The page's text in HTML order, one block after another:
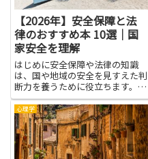
【2026年】安全保障と法
律のおすすめ本 10選｜国
家安全を理解
はじめに安全保障や法律の知識
は、国や地域の安全を見すえた判
断力を養うために役立ちます。安
全保障の基本概念やリスク評価の
方法、国際関係の文脈での政策立
案プロセスを学ぶことで、複雑な
問題を整理しやすくなります。ま
た、法律の視点を取り入れると、
権...
心理学